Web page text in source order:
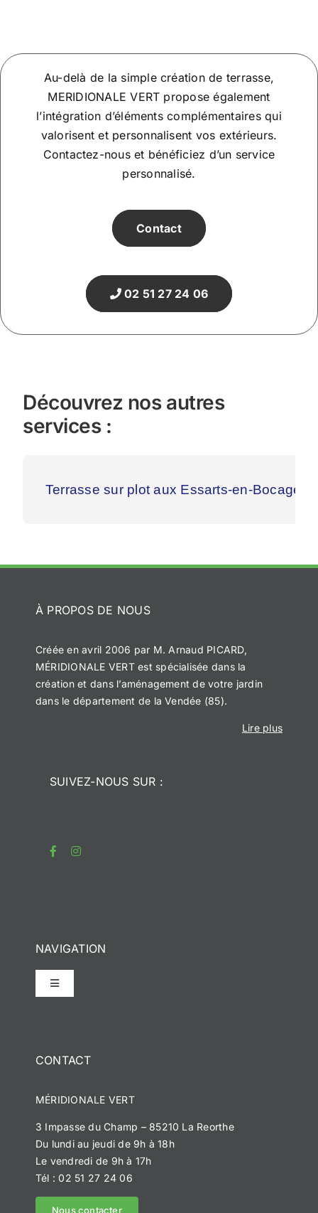
Au-delà de la simple création de terrasse,
MERIDIONALE VERT propose également
l’intégration d’éléments complémentaires qui
valorisent et personnalisent vos extérieurs.
Contactez-nous et bénéficiez d’un service
personnalisé.
Contact
02 51 27 24 06
Découvrez nos autres
services :
Terrasse sur plot aux Essarts-en-Bocage
À PROPOS DE NOUS
Créée en avril 2006 par M. Arnaud PICARD,
MÉRIDIONALE VERT est spécialisée dans la
création et dans l’aménagement de votre jardin
dans le département de la Vendée (85).
Lire plus
SUIVEZ-NOUS SUR :
NAVIGATION
Toggle
Navigation
Notre histoire
Méridionale Services
Méridionale Environnement
CONTACT
MÉRIDIONALE VERT
3 Impasse du Champ – 85210 La Reorthe
Du lundi au jeudi de 9h à 18h
Le vendredi de 9h à 17h
Tél : 02 51 27 24 06
Nous contacter